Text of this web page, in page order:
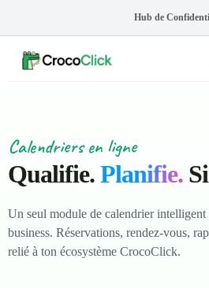
Hub de
Calendriers en ligne
Qualifie.Planifie.
Un seul module de calendrier intelligent
business. Réservations, rendez-vous,
relié à ton écosystème CrocoClick.